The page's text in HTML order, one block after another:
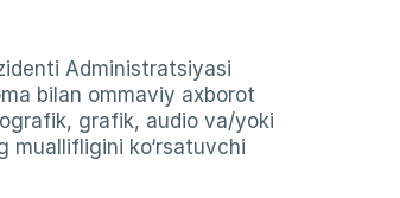
Administratsiyasi
bilan ommaviy axborot
grafik, audio va/yoki
muallifligini ko‘rsatuvchi